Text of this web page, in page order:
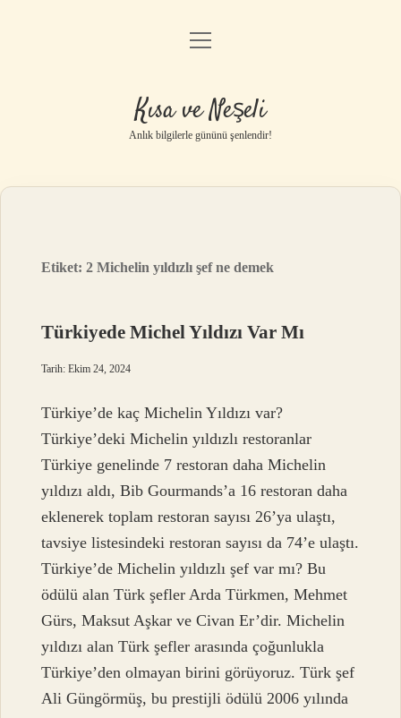
Anasayfa
Yasal Uyarı
menüyü
Kısa ve Neşeli
Anlık bilgilerle gününü şenlendir!
Etiket:2 Michelin yıldızlı şef ne demek
Türkiyede Michel Yıldızı Var Mı
Tarih: Ekim 24, 2024
Türkiye’de kaç Michelin Yıldızı var?
Türkiye’deki Michelin yıldızlı restoranlar
Türkiye genelinde 7 restoran daha Michelin
yıldızı aldı, Bib Gourmands’a 16 restoran daha
eklenerek toplam restoran sayısı 26’ya ulaştı,
tavsiye listesindeki restoran sayısı da 74’e ulaştı.
Türkiye’de Michelin yıldızlı şef var mı? Bu
ödülü alan Türk şefler Arda Türkmen, Mehmet
Gürs, Maksut Aşkar ve Civan Er’dir. Michelin
yıldızı alan Türk şefler arasında çoğunlukla
Türkiye’den olmayan birini görüyoruz. Türk şef
Ali Güngörmüş, bu prestijli ödülü 2006 yılında